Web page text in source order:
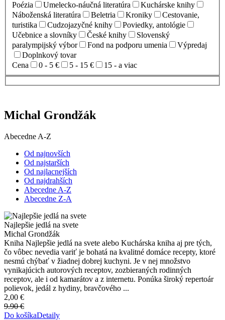
Poézia
Umelecko-náučná literatúra
Kuchárske knihy
Náboženská literatúra
Beletria Kroniky
Cestovanie,
turistika
Cudzojazyčné knihy
Poviedky, antológie
Učebnice a slovníky
České knihy
Slovenský
paralympijský výbor
Fond na podporu umenia
Výpredaj
Doplnkový tovar
Cena
0 - 5 € 5 - 15 € 15 - a viac
Michal Grondžák
Abecedne A-Z
Od najnovších
Od najstarších
Od najlacnejších
Od najdrahších
Abecedne A-Z
Abecedne Z-A
Najlepšie jedlá na svete
Michal Grondžák
Kniha Najlepšie jedlá na svete alebo Kuchárska kniha aj pre tých,
čo vôbec nevedia variť je bohatá na kvalitné domáce recepty, ktoré
nesmú chýbať v žiadnej dobrej kuchyni. Je v nej množstvo
vynikajúcich autorových receptov, zozbieraných rodinných
receptov, ale i od kamarátov a z internetu. Ponúka široký repertoár
polievok, jedál z hydiny, bravčového ...
2,00 €
9.90 €
Do košíkaDetaily